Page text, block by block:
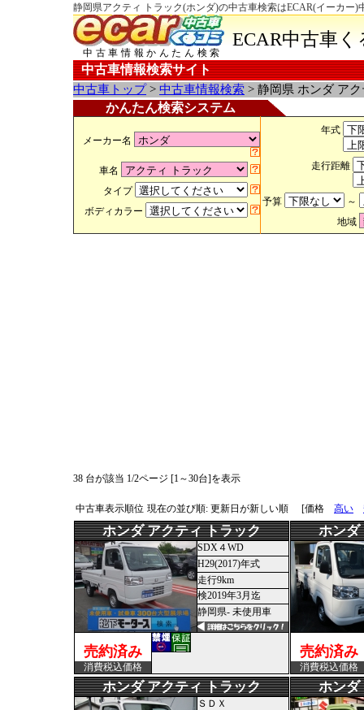
静岡県アクティ トラック(ホンダ)の中古車検索はECAR(イーカー)
中古車情報かんたん検索
ECAR中古車
中古車情報検索サイト
中古車トップ> 中古車情報検索 > 静岡県 ホンダ ア
かんたん検索システム
メーカー名
車名
タイプ
ボディカラー
年式
走行距離
予算
～
地域
38 台が該当 1/2ページ [1～30台]を表示
中古車表示順位 現在の並び順: 更新日が新しい順 [価格 高い
ホンダ アクティ トラック
SDX４WD
H29(2017)年式
走行9km
検2019年3月迄
静岡県- 未使用車
売約済み
消費税込価格
ホンダ
売約済み
消費税込価格
ホンダ アクティ トラック
ＳＤＸ
ホンダ